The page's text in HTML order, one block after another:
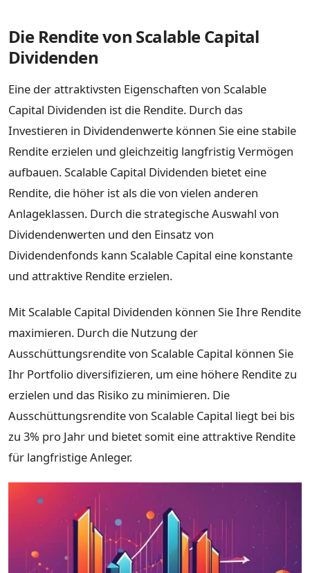
Die Rendite von Scalable Capital
Dividenden
Eine der attraktivsten Eigenschaften von Scalable
Capital Dividenden ist die Rendite. Durch das
Investieren in Dividendenwerte können Sie eine stabile
Rendite erzielen und gleichzeitig langfristig Vermögen
aufbauen. Scalable Capital Dividenden bietet eine
Rendite, die höher ist als die von vielen anderen
Anlageklassen. Durch die strategische Auswahl von
Dividendenwerten und den Einsatz von
Dividendenfonds kann Scalable Capital eine konstante
und attraktive Rendite erzielen.
Mit Scalable Capital Dividenden können Sie Ihre Rendite
maximieren. Durch die Nutzung der
Ausschüttungsrendite von Scalable Capital können Sie
Ihr Portfolio diversifizieren, um eine höhere Rendite zu
erzielen und das Risiko zu minimieren. Die
Ausschüttungsrendite von Scalable Capital liegt bei bis
zu 3% pro Jahr und bietet somit eine attraktive Rendite
für langfristige Anleger.